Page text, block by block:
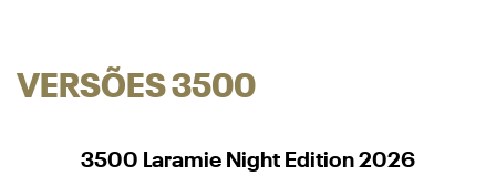
VERSÕES 3500
3500 Laramie Night Edition 2026